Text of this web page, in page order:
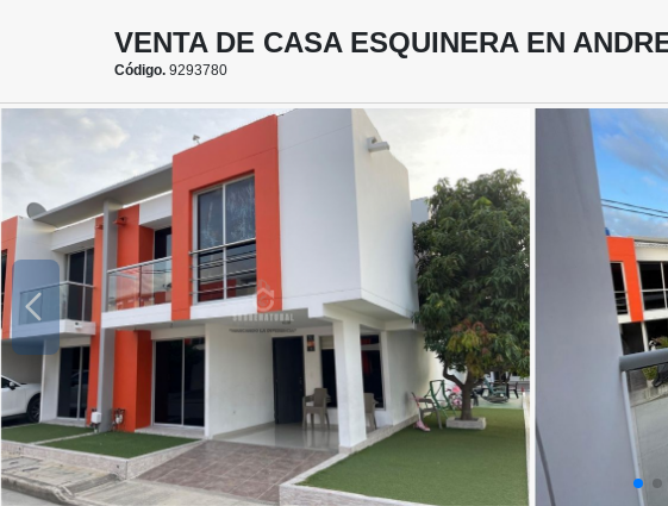
VENTA DE CASA ESQUINERA EN
Código. 9293780